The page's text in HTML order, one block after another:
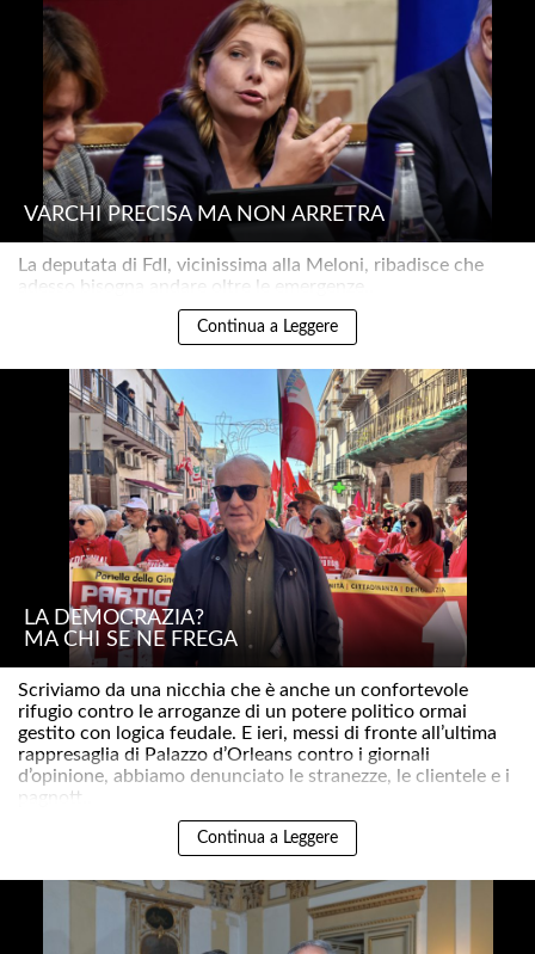
VARCHI PRECISA MA NON ARRETRA
La deputata di FdI, vicinissima alla Meloni, ribadisce che
adesso bisogna andare oltre le emergenze..
Continua a Leggere
LA DEMOCRAZIA?
MA CHI SE NE FREGA
Scriviamo da una nicchia che è anche un confortevole
rifugio contro le arroganze di un potere politico ormai
gestito con logica feudale. E ieri, messi di fronte all’ultima
rappresaglia di Palazzo d’Orleans contro i giornali
d’opinione, abbiamo denunciato le stranezze, le clientele e i
pagnott..
Continua a Leggere